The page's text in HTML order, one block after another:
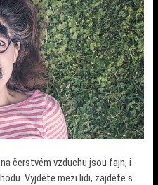
čerstvém vzduchu jsou fajn, i
Vyjděte mezi lidi, zajděte s